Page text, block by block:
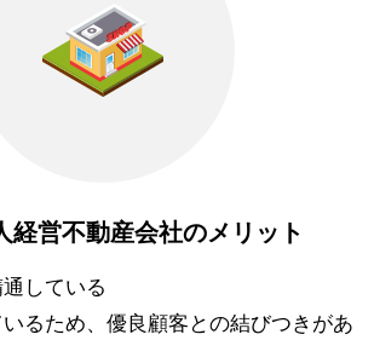
経営不動産会社のメリット
している
るため、優良顧客との結びつきがあ